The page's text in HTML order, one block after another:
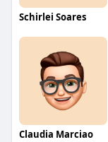
Schirlei Soares
Claudia Marciao